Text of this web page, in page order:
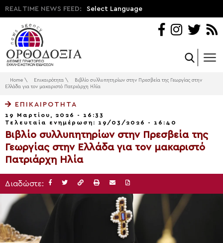
REAL TIME NEWS FEED: Select Language
Home \ Επικαιρότητα \
Βιβλίο συλλυπητηρίων στην Πρεσβεία της Γεωργίας στην
Ελλάδα για τον μακαριστό Πατριάρχη Ηλία
ΕΠΙΚΑΙΡΌΤΗΤΑ
19 Μαρτίου, 2026 - 16:33
Τελευταία ενημέρωση: 19/03/2026 - 16:40
Βιβλίο συλλυπητηρίων στην Πρεσβεία της
Γεωργίας στην Ελλάδα για τον μακαριστό
Πατριάρχη Ηλία
Διαδώστε: